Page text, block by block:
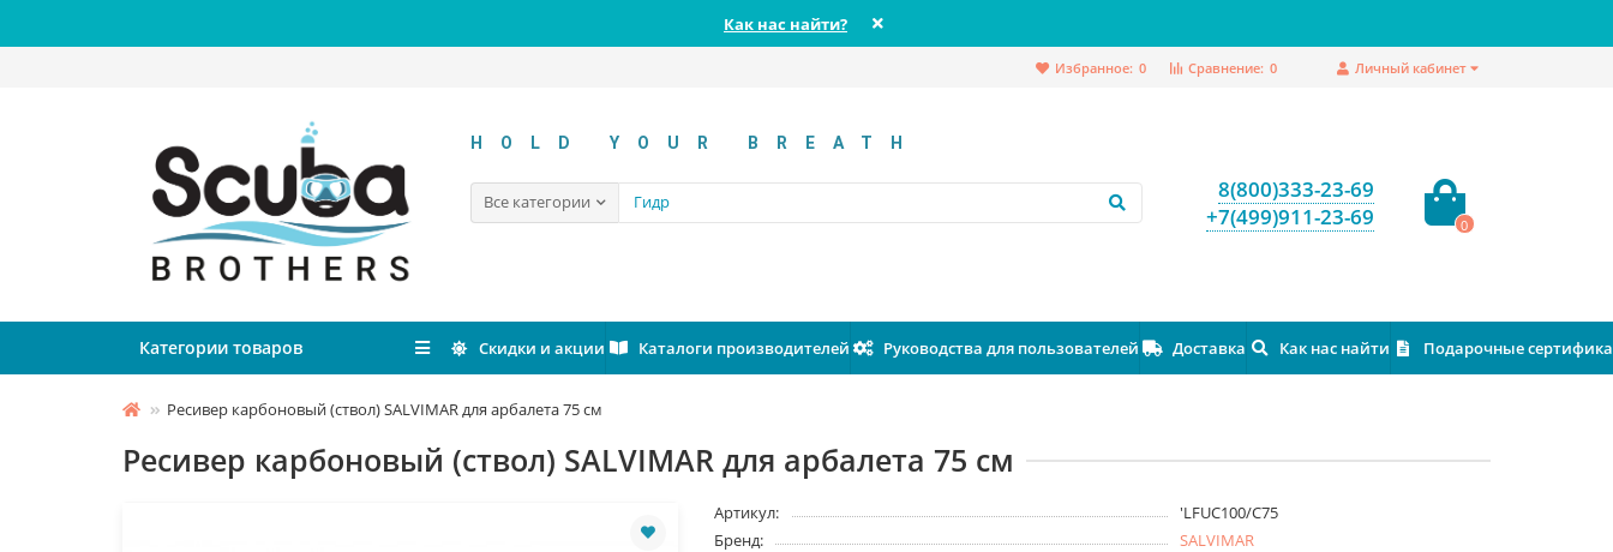
Как нас найти?
Личный кабинет
Сравнение: 0
Избранное: 0
HOLD YOUR BREATH
Все категории
8(800)333-23-69
+7(499)911-23-69
0
Категории товаров Скидки и акции Каталоги производителей Руководства для пользователей Доставка Как нас найти Подарочные
Ресивер карбоновый (ствол) SALVIMAR для арбалета 75 см
Ресивер карбоновый (ствол) SALVIMAR для арбалета 75 см
Артикул:
'LFUC100/C75
Бренд:
SALVIMAR